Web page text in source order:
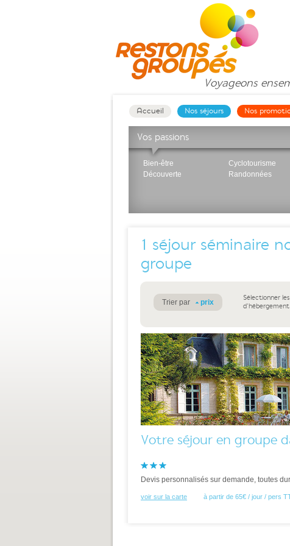
Voyageons
Accueil Nos séjours Nos
Vos passions
Bien-être
Cyclotourisme
Découverte
Randonnées
1 séjour séminaire
groupe
Trier par prix
Sélectionner
d'hébergement
Votre séjour en groupe
Devis personnalisés sur demande, toutes
voir sur la carte à partir de 65€ / jour / pers